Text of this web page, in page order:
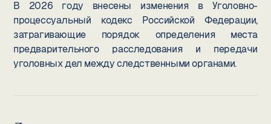
В 2026 году внесены изменения в Уголовно-
процессуальный кодекс Российской Федерации,
затрагивающие порядок определения места
предварительного расследования и передачи
уголовных дел между следственными органами.